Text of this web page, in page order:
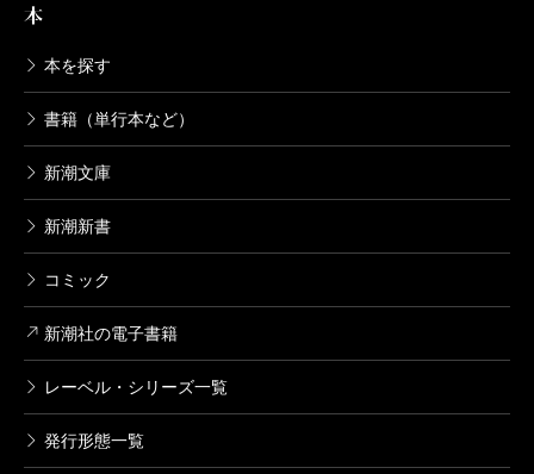
本
本を探す
書籍（単行本など）
新潮文庫
新潮新書
コミック
新潮社の電子書籍
レーベル・シリーズ一覧
発行形態一覧